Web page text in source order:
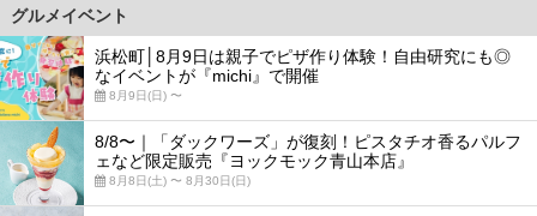
グルメイベント
浜松町│8月9日は親子でピザ作り体験！自由研究にも◎
なイベントが『michi』で開催
8月9日(日) 〜
8/8〜｜「ダックワーズ」が復刻！ピスタチオ香るパルフ
ェなど限定販売『ヨックモック青山本店』
8月8日(土) 〜 8月30日(日)